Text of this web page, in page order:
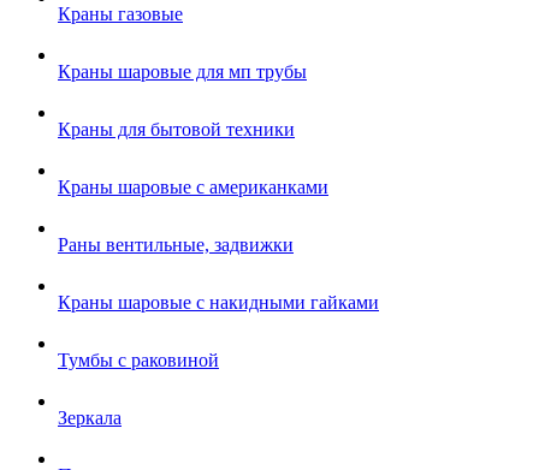
Краны газовые
Краны шаровые для мп трубы
Краны для бытовой техники
Краны шаровые с американками
Раны вентильные, задвижки
Краны шаровые с накидными гайками
Тумбы с раковиной
Зеркала